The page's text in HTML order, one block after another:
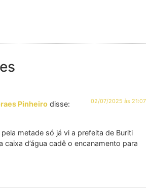
Pinheiro disse: 02/07/2025 às 21:07
metade só já vi a prefeita de Buriti
caixa d’água cadê o encanamento para